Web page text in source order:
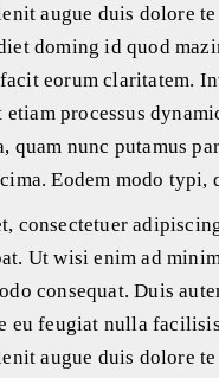
augue duis dolore
doming id quod
eorum claritatem.
etiam processus
quam nunc putamus
Eodem modo
consectetuer
Ut wisi enim ad
consequat. Duis
eu feugiat nulla
augue duis dolore